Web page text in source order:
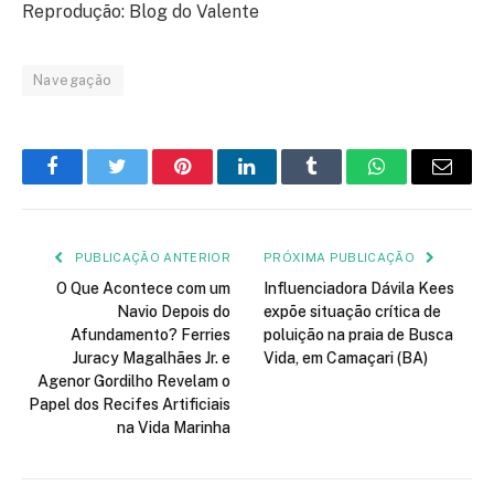
Reprodução: Blog do Valente
Navegação
FacebookTwitter PinterestLinkedInTumblr WhatsApp
E-
PUBLICAÇÃO ANTERIOR
O Que Acontece com um
Navio Depois do
Afundamento? Ferries
Juracy Magalhães Jr. e
Agenor Gordilho Revelam o
Papel dos Recifes Artificiais
na Vida Marinha
PRÓXIMA PUBLICAÇÃO
Influenciadora Dávila Kees
expõe situação crítica de
poluição na praia de Busca
Vida, em Camaçari (BA)